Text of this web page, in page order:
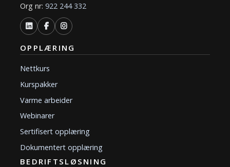
Org nr: 922 244 332
OPPLÆRING
Nettkurs
Kurspakker
Varme arbeider
Webinarer
Sertifisert opplæring
Dokumentert opplæring
BEDRIFTSLØSNING